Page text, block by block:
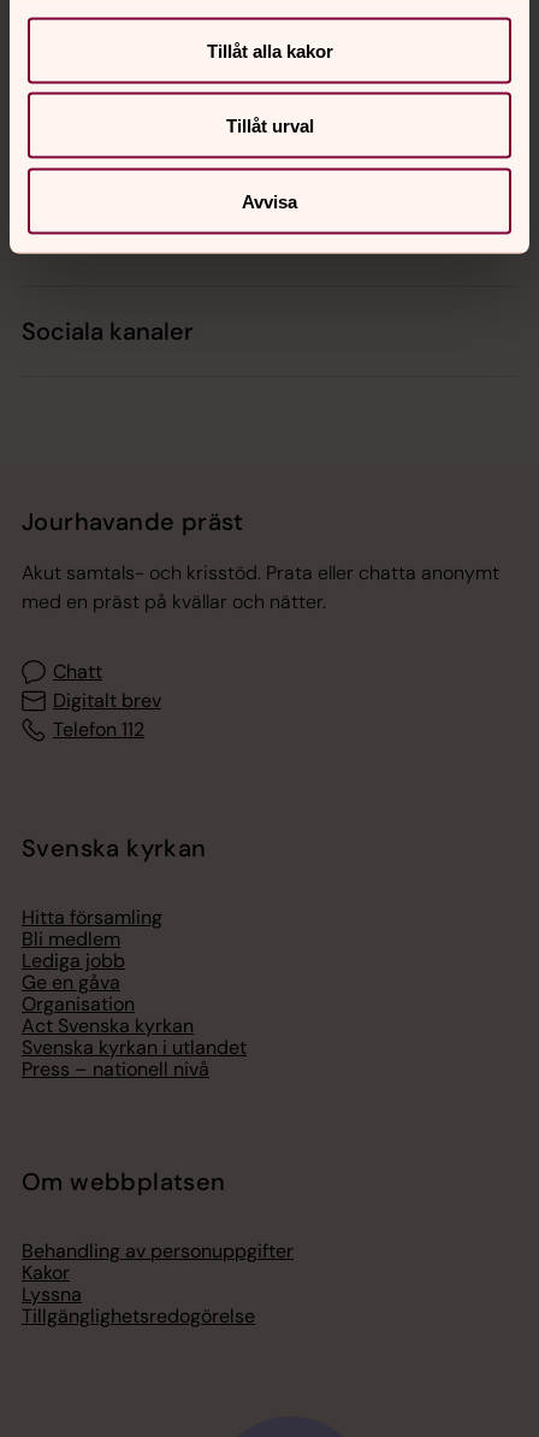
Tillåt alla kakor
Tillåt urval
Avvisa
Kalender
Hitta snabbt
Sociala kanaler
Jourhavande präst
Akut samtals- och krisstöd. Prata eller chatta anonymt
med en präst på kvällar och nätter.
Chatt
Digitalt brev
Telefon 112
Svenska kyrkan
Hitta församling
Bli medlem
Lediga jobb
Ge en gåva
Organisation
Act Svenska kyrkan
Svenska kyrkan i utlandet
Press – nationell nivå
Om webbplatsen
Behandling av personuppgifter
Kakor
Lyssna
Tillgänglighetsredogörelse